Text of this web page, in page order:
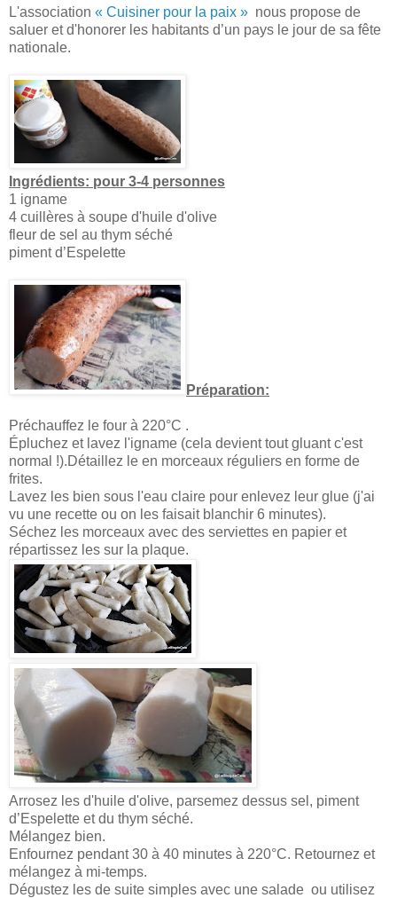
L'association « Cuisiner pour la paix » nous propose de
saluer et d'honorer les habitants d’un pays le jour de sa fête
nationale.
Ingrédients: pour 3-4 personnes
1 igname
4 cuillères à soupe d'huile d'olive
fleur de sel au thym séché
piment d’Espelette
Préparation:
Préchauffez le four à 220°C .
Épluchez et lavez l'igname (cela devient tout gluant c'est
normal !).Détaillez le en morceaux réguliers en forme de
frites.
Lavez les bien sous l'eau claire pour enlevez leur glue (j'ai
vu une recette ou on les faisait blanchir 6 minutes).
Séchez les morceaux avec des serviettes en papier et
répartissez les sur la plaque.
Arrosez les d'huile d'olive, parsemez dessus sel, piment
d’Espelette et du thym séché.
Mélangez bien.
Enfournez pendant 30 à 40 minutes à 220°C. Retournez et
mélangez à mi-temps.
Dégustez les de suite simples avec une salade ou utilisez